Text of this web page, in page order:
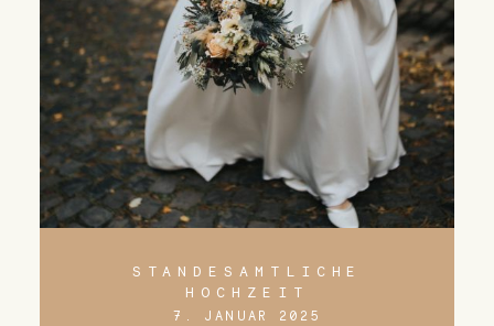
STANDESAMTLICHE
HOCHZEIT
7. JANUAR 2025